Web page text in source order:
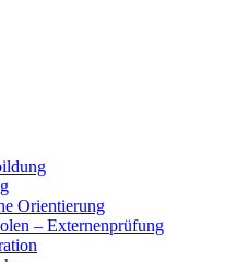
Orientierung
– Externenprüfung